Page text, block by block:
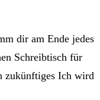
dir am Ende jedes
Schreibtisch für
zukünftiges Ich wird